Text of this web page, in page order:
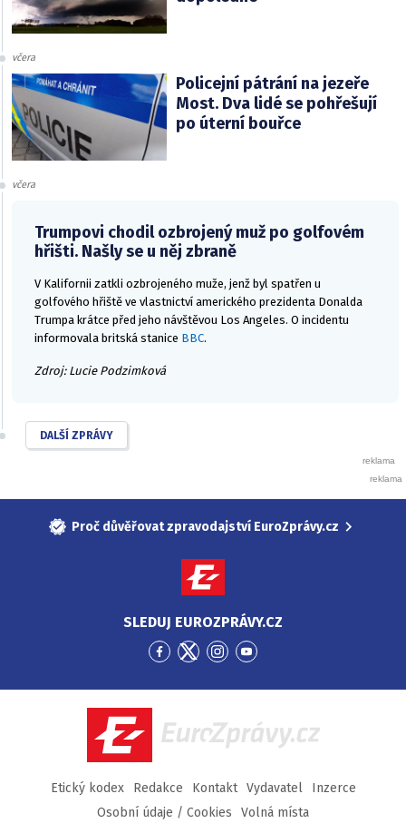
včera
Policejní pátrání na jezeře
Most. Dva lidé se pohřešují
po úterní bouřce
včera
Trumpovi chodil ozbrojený muž po golfovém
hřišti. Našly se u něj zbraně
V Kalifornii zatkli ozbrojeného muže, jenž byl spatřen u
golfového hřiště ve vlastnictví amerického prezidenta Donalda
Trumpa krátce před jeho návštěvou Los Angeles. O incidentu
informovala britská stanice BBC.
Zdroj: Lucie Podzimková
DALŠÍ ZPRÁVY
Proč důvěřovat zpravodajství EuroZprávy.cz
SLEDUJ EUROZPRÁVY.CZ
Přejít
Facebook
Přejít
Twitter
Přejít
Instagram
Přejít
YouTube
EuroZprávy.cz
Etický kodex Redakce Kontakt Vydavatel
Inzerce
Osobní údaje / Cookies
Volná místa